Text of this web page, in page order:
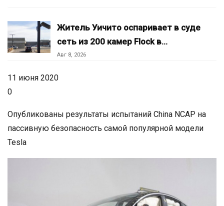
Житель Уичито оспаривает в суде
сеть из 200 камер Flock в…
Авг 8, 2026
11 июня 2020
0
Опубликованы результаты испытаний China NCAP на
пассивную безопасность самой популярной модели
Tesla